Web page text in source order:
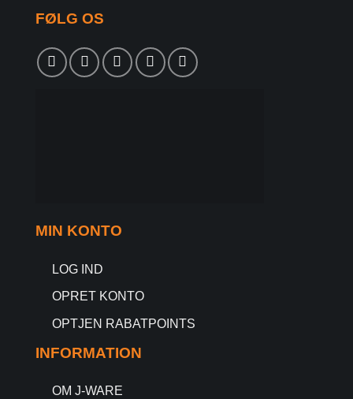
FØLG OS
MIN KONTO
LOG IND
OPRET KONTO
OPTJEN RABATPOINTS
INFORMATION
OM J-WARE